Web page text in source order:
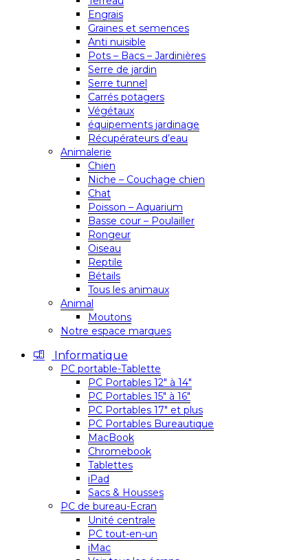
Engrais
Graines et semences
Anti nuisible
Pots – Bacs – Jardinières
Serre de jardin
Serre tunnel
Carrés potagers
Végétaux
équipements jardinage
Récupérateurs d’eau
Animalerie
Chien
Niche – Couchage chien
Chat
Poisson – Aquarium
Basse cour – Poulailler
Rongeur
Oiseau
Reptile
Bétails
Tous les animaux
Animal
Moutons
Notre espace marques
Informatique
PC portable-Tablette
PC Portables 12″ à 14″
PC Portables 15″ à 16″
PC Portables 17″ et plus
PC Portables Bureautique
MacBook
Chromebook
Tablettes
iPad
Sacs & Housses
PC de bureau-Ecran
Unité centrale
PC tout-en-un
iMac